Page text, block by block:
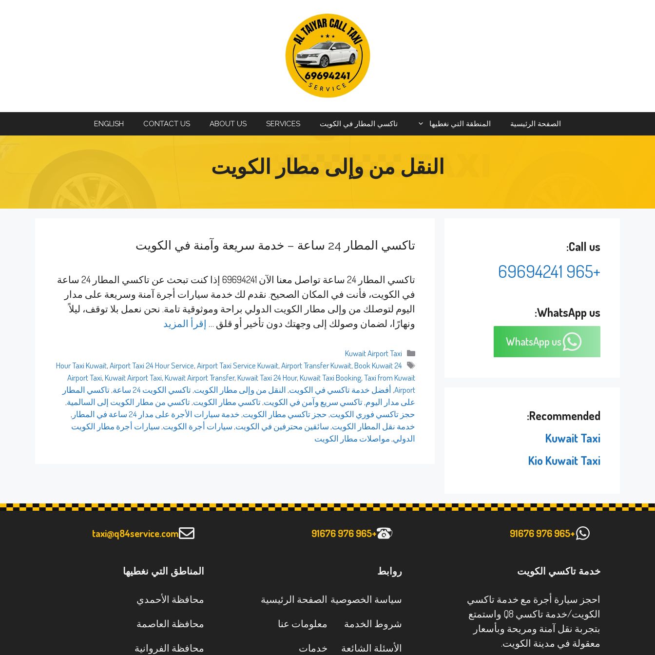
الصفحة الرئيسية المنطقة التي نغطيها تاكسي المطار في الكويت SERVICES
ABOUT US
CONTACT US
ENGLISH
النقل من وإلى مطار الكويت
تاكسي المطار 24 ساعة – خدمة سريعة وآمنة في الكويت
تاكسي المطار 24 ساعة تواصل معنا الآن 69694241 إذا كنت تبحث عن تاكسي المطار 24 ساعة
في الكويت، فأنت في المكان الصحيح. نقدم لك خدمة سيارات أجرة آمنة وسريعة على مدار
اليوم لتوصلك من وإلى مطار الكويت الدولي براحة وموثوقية تامة. نحن نعمل بلا توقف، ليلاً
ونهارًا، لضمان وصولك إلى وجهتك دون تأخير أو قلق … إقرأ المزيد
التصنيفات
Kuwait Airport Taxi
الوسوم
24 Hour Taxi Kuwait
,Airport Taxi 24 Hour Service,Airport Taxi Service Kuwait,Airport Transfer Kuwait,Book Kuwait
Airport Taxi,Kuwait Airport Taxi,Kuwait Airport Transfer,Kuwait Taxi 24 Hour,Kuwait Taxi Booking,Taxi from Kuwait
Airport
,أفضل خدمة تاكسي في الكويت,النقل من وإلى مطار الكويت,تاكسي الكويت 24 ساعة ,تاكسي المطار
على مدار اليوم,تاكسي سريع وآمن في الكويت,تاكسي مطار الكويت,تاكسي من مطار الكويت إلى السالمية,
حجز تاكسي فوري الكويت,حجز تاكسي مطار الكويت,خدمة سيارات الأجرة على مدار 24 ساعة في المطار
,
خدمة نقل المطار الكويت,سائقين محترفين في الكويت,سيارات أجرة الكويت,سيارات أجرة مطار الكويت
الدولي,مواصلات مطار الكويت
Call us:
+965 69694241
WhatsApp us:
WhatsApp us
Recommended:
Kuwait Taxi
Kio Kuwait Taxi
+965 976 91676
+965 976 91676
taxi@q84service.com
خدمة تاكسي الكويت
احجز سيارة أجرة مع خدمة تاكسي
الكويت/خدمة تاكسي Q8 واستمتع
بتجربة نقل آمنة ومريحة وبأسعار
معقولة في مدينة الكويت.
روابط
سياسة الخصوصية
شروط الخدمة
الأسئلة الشائعة
الصفحة الرئيسية
معلومات عنا
خدمات
المناطق التي نغطيها
محافظة الأحمدي
محافظة العاصمة
محافظة الفروانية